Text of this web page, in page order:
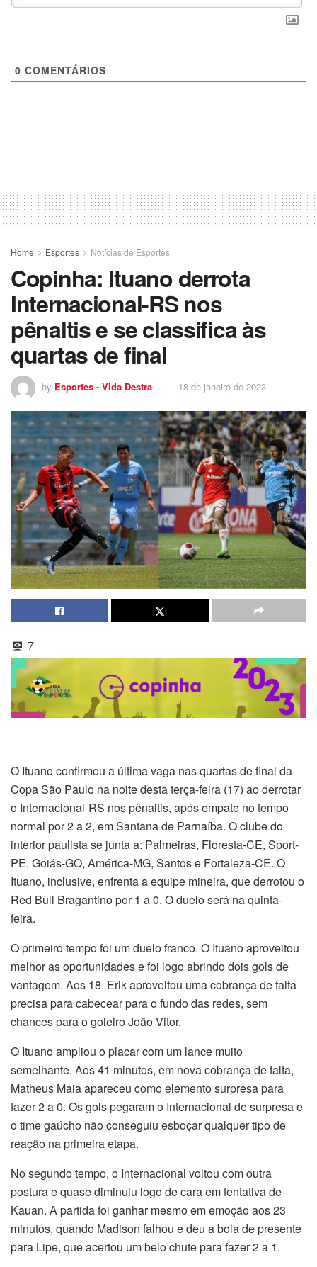
0 COMENTÁRIOS
Home Esportes Notícias de Esportes
Copinha: Ituano derrota
Internacional-RS nos
pênaltis e se classifica às
quartas de final
by Esportes - Vida Destra 18 de janeiro de 2023
7
O Ituano confirmou a última vaga nas quartas de final da
Copa São Paulo na noite desta terça-feira (17) ao derrotar
o Internacional-RS nos pênaltis, após empate no tempo
normal por 2 a 2, em Santana de Parnaíba. O clube do
interior paulista se junta a: Palmeiras, Floresta-CE, Sport-
PE, Goiás-GO, América-MG, Santos e Fortaleza-CE. O
Ituano, inclusive, enfrenta a equipe mineira, que derrotou o
Red Bull Bragantino por 1 a 0. O duelo será na quinta-
feira.
O primeiro tempo foi um duelo franco. O Ituano aproveitou
melhor as oportunidades e foi logo abrindo dois gols de
vantagem. Aos 18, Erik aproveitou uma cobrança de falta
precisa para cabecear para o fundo das redes, sem
chances para o goleiro João Vitor.
O Ituano ampliou o placar com um lance muito
semelhante. Aos 41 minutos, em nova cobrança de falta,
Matheus Maia apareceu como elemento surpresa para
fazer 2 a 0. Os gols pegaram o Internacional de surpresa e
o time gaúcho não conseguiu esboçar qualquer tipo de
reação na primeira etapa.
No segundo tempo, o Internacional voltou com outra
postura e quase diminuiu logo de cara em tentativa de
Kauan. A partida foi ganhar mesmo em emoção aos 23
minutos, quando Madison falhou e deu a bola de presente
para Lipe, que acertou um belo chute para fazer 2 a 1.